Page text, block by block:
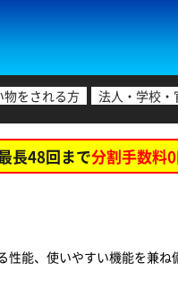
物をされる方 法人・学校
長48回まで分割手数料
能、使いやすい機能を兼